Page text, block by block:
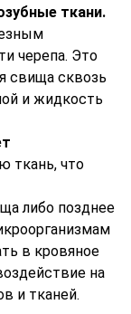
ткани.
черепа. Это
свища сквозь
и жидкость
ткань, что
либо позднее
в кровяное
на
и тканей.